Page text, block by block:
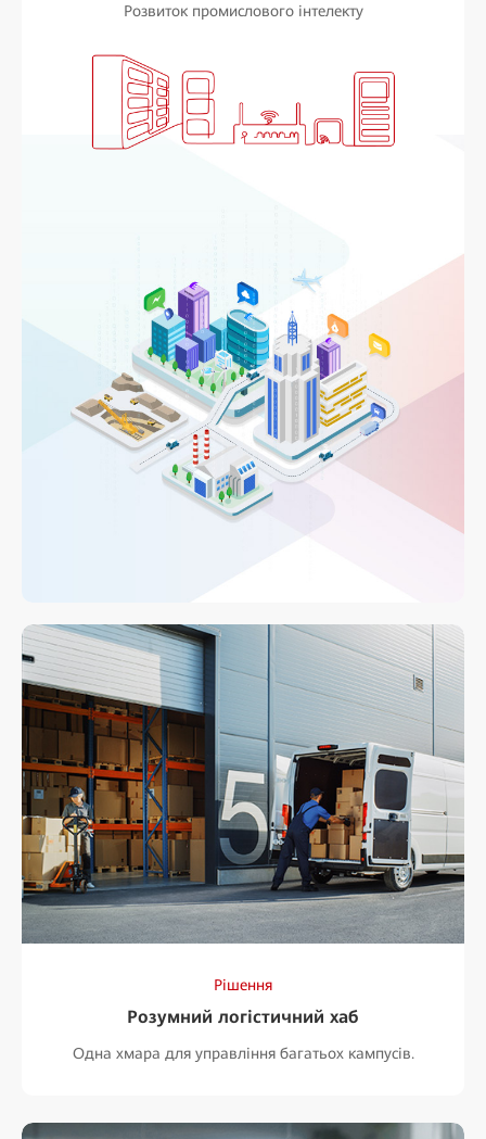
Розвиток промислового інтелекту
Рішення
Розумний логістичний хаб
Одна хмара для управління багатьох кампусів.